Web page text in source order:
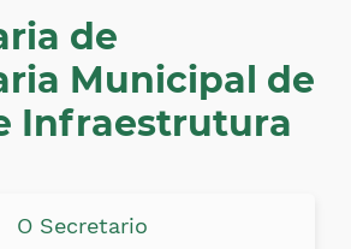
de
Municipal de
Infraestrutura
O Secretario